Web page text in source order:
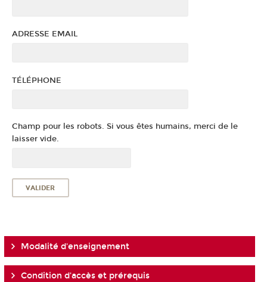
ADRESSE EMAIL
TÉLÉPHONE
Champ pour les robots. Si vous êtes humains, merci de le
laisser vide.
Modalité d'enseignement
Condition d'accès et prérequis